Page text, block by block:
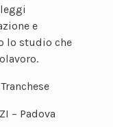
e
lo studio che
– Padova